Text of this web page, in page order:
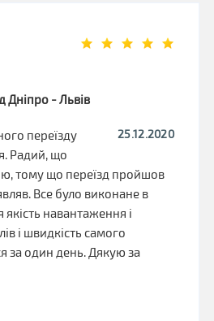
Дніпро - Львів
25.12.2020
переїзду
Радий, що
тому що переїзд пройшов
Все було виконане в
навантаження і
і швидкість самого
за один день. Дякую за